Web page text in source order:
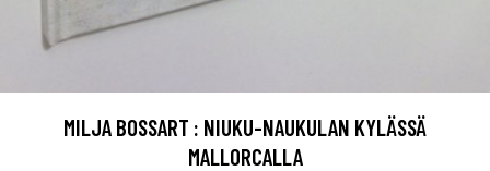
MILJA BOSSART : NIUKU-NAUKULAN KYLÄSSÄ
MALLORCALLA